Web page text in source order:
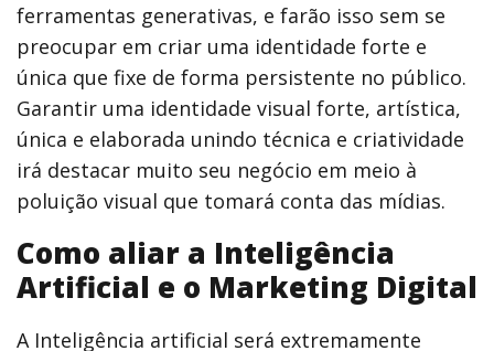
ferramentas generativas, e farão isso sem se
preocupar em criar uma identidade forte e
única que fixe de forma persistente no público.
Garantir uma identidade visual forte, artística,
única e elaborada unindo técnica e criatividade
irá destacar muito seu negócio em meio à
poluição visual que tomará conta das mídias.
Como aliar a Inteligência
Artificial e o Marketing Digital
A Inteligência artificial será extremamente